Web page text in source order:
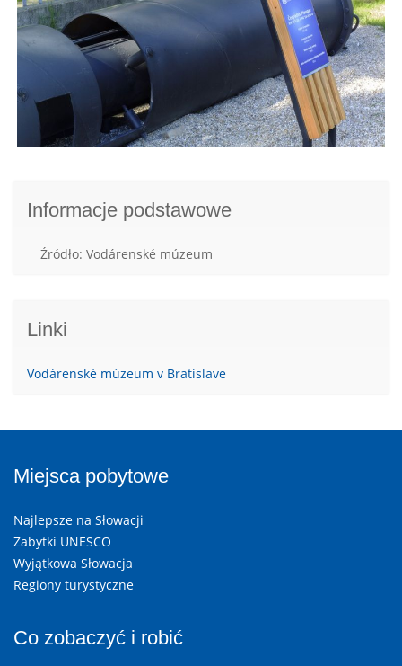
Informacje podstawowe
Źródło: Vodárenské múzeum
Linki
Vodárenské múzeum v Bratislave
Miejsca pobytowe
Najlepsze na Słowacji
Zabytki UNESCO
Wyjątkowa Słowacja
Regiony turystyczne
Co zobaczyć i robić